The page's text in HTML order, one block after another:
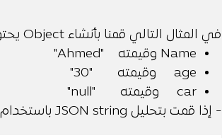
في المثال التالي قمنا بأنشاء Object يحتوي علي ثلاثة خصائص "properties" وهما
Name وقيمته "Ahmed"
age وقيمته "30"
car وقيمته "null"
- إذا قمت بتحليل JSON string باستخدام برنامج JavaScript ، فيمكنك الوصول إلى البيانات ك Object :